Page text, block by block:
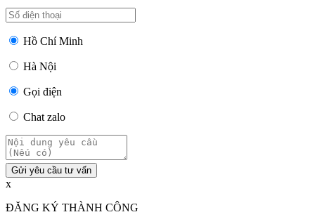
Hồ Chí Minh
Hà Nội
Gọi điện
Chat zalo
Gửi yêu cầu tư vấn
x
ĐĂNG KÝ THÀNH CÔNG